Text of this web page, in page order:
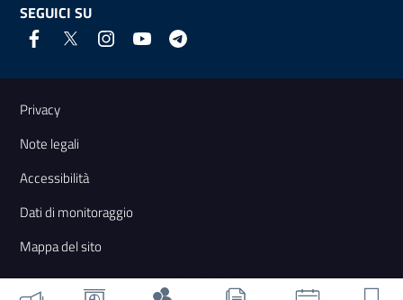
SEGUICI SU
Link e informazioni utili
Privacy
Note legali
Accessibilità
Dati di monitoraggio
Mappa del sito